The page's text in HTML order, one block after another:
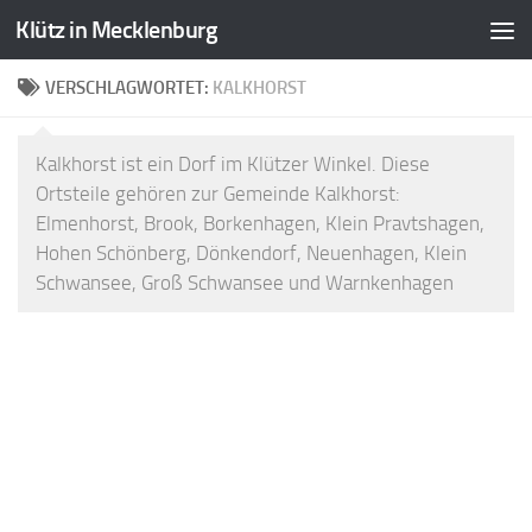
Zum Inhalt springen
Klütz in Mecklenburg
VERSCHLAGWORTET: KALKHORST
Kalkhorst ist ein Dorf im Klützer Winkel. Diese
Ortsteile gehören zur Gemeinde Kalkhorst:
Elmenhorst, Brook, Borkenhagen, Klein Pravtshagen,
Hohen Schönberg, Dönkendorf, Neuenhagen, Klein
Schwansee, Groß Schwansee und Warnkenhagen